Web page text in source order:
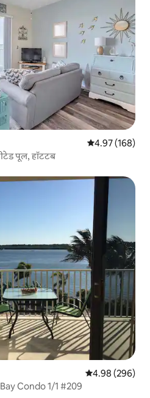
औसत रेटिंग 5 में से
4.97 (168)
पूल, हॉटटब
औसत रेटिंग 5 में से
4.98 (296)
Condo 1/1 #209